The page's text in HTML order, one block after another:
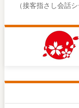
（接客指さし会話シ